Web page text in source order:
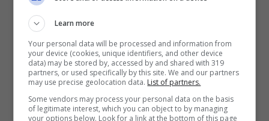
ammirare le fontane presenti anche qui,
come la Fontana dell’Acqua Paola che è
situata sul colle Gianicolo⁣, anche il Tempio di
Portunus è bello vedere, uno dei più antichi
templi romani che è sopravvissuto nel tempo,
comodissima e facilissima da raggiungere è
Learn more
Your personal data will be processed and information from
your device (cookies, unique identifiers, and other device
data) may be stored by, accessed by and shared with 319
partners, or used specifically by this site. We and our partners
may use precise geolocation data. List of partners.
Some vendors may process your personal data on the basis
of legitimate interest, which you can object to by managing
your options below. Look for a link at the bottom of this page